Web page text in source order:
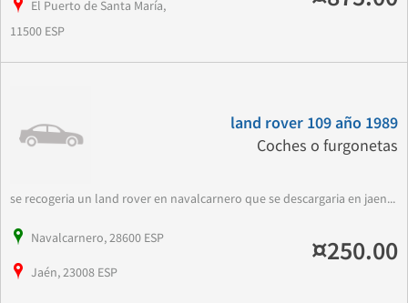
El Puerto de Santa María,
11500 ESP
land rover 109 año 1989
Coches o furgonetas
se recogeria un land rover en navalcarnero que se descargaria en jaen...
Navalcarnero, 28600 ESP
Jaén, 23008 ESP
¤250.00